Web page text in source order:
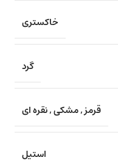
خاکستری
گرد
قرمز,مشکی,نقره ای
استیل